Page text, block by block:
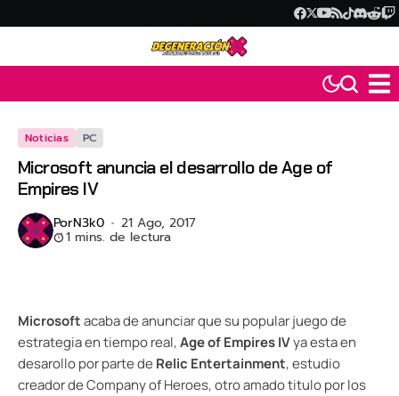
Noticias PC
Microsoft anuncia el desarrollo de Age of
Empires IV
PorN3k0 21 Ago, 2017
1 mins. de lectura
Microsoftacaba de anunciar que su popular juego de
estrategia en tiempo real,Age of Empires IVya esta en
desarollo por parte de Relic Entertainment, estudio
creador de Company of Heroes, otro amado titulo por los